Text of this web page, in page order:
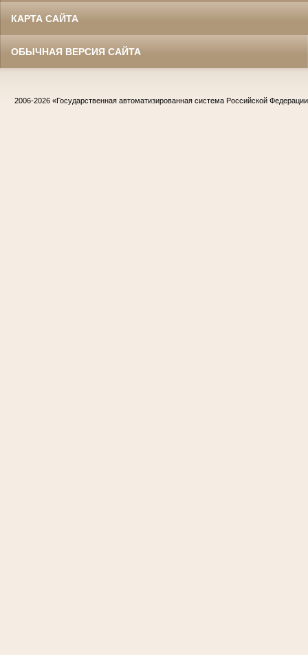
КАРТА САЙТА
ОБЫЧНАЯ ВЕРСИЯ САЙТА
2006-2026 «Государственная автоматизированная система Российской